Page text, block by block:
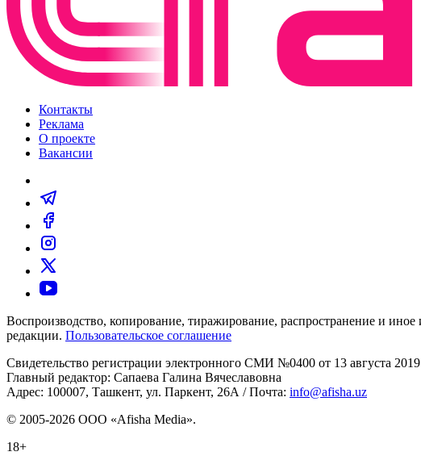
Контакты
Реклама
О проекте
Вакансии
Воспроизводство, копирование, тиражирование, распространение и
редакции. Пользовательское соглашение
Свидетельство регистрации электронного СМИ №0400 от 13 августа 2019
Главный редактор: Сапаева Галина Вячеславовна
Адрес: 100007, Ташкент, ул. Паркент, 26А / Почта: info@afisha.uz
© 2005-2026 ООО «Afisha Media».
18+